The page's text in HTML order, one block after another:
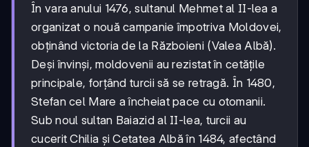
În vara anului 1476, sultanul Mehmet al II-lea a
organizat o nouă campanie împotriva Moldovei,
obținând victoria de la Războieni (Valea Albă).
Deși învinși, moldovenii au rezistat în cetățile
principale, forțând turcii să se retragă. În 1480,
Stefan cel Mare a încheiat pace cu otomanii.
Sub noul sultan Baiazid al II-lea, turcii au
cucerit Chilia și Cetatea Albă în 1484, afectând